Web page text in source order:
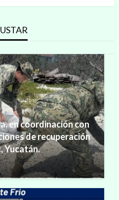
en coordinación con
de recuperación
Yucatán.